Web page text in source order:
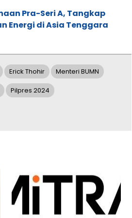
Pra-Seri A, Tangkap
Energi di Asia Tenggara
Erick Thohir Menteri BUMN
Pilpres 2024